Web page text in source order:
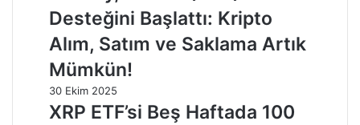
Desteğini Başlattı: Kripto
Alım, Satım ve Saklama Artık
Mümkün!
30 Ekim 2025
XRP ETF’si Beş Haftada 100